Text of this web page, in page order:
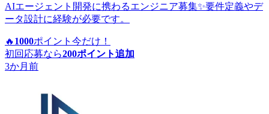
AIエージェント開発に携わるエンジニア募集✨要件定義やデ
ータ設計に経験が必要です。
🔥 1000ポイント 今だけ！
初回応募なら200ポイント追加
3か月前